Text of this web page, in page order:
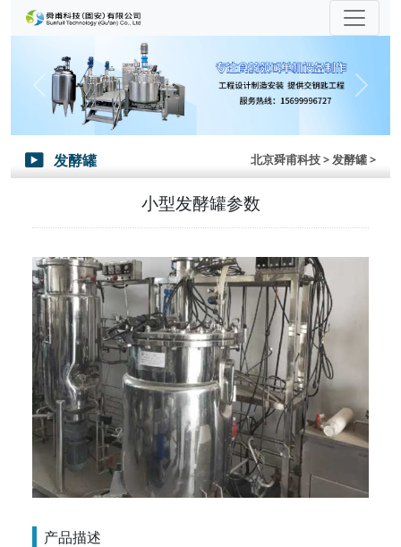
Previous Next
 发酵罐 北京舜甫科技> 发酵罐 >
小型发酵罐参数
产品描述